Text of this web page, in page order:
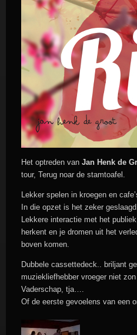
Het optreden van Jan Henk de
tour, Terug noar de stamtoafel.
Lekker spelen in kroegen en
In die opzet is het zeker
Lekkere interactie met het
herkent en je dromen uit het
boven komen.
Dubbele cassettedeck.. briljant
muziekliefhebber vroeger niet
Vaderschap, tja….
Of de eerste gevoelens van een